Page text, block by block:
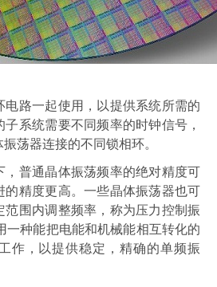
路一起使用，以提供系统所需的
系统需要不同频率的时钟信号，
荡器连接的不同锁相环。
普通晶体振荡频率的绝对精度可
的精度更高。一些晶体振荡器也可
范围内调整频率，称为压力控制振
一种能把电能和机械能相互转化的
作，以提供稳定，精确的单频振